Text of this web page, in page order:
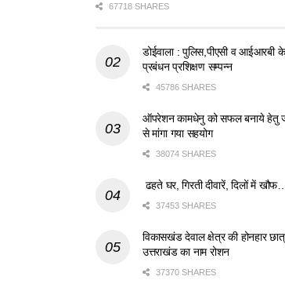
67718 SHARES
डोईवाला : पुलिस,पीएसी व आईआरबी
प्रबंधन प्रशिक्षण सम्पन्न
45786 SHARES
ऑपरेशन कामधेनु को सफल बनाये हेतु
से मांगा गया सहयोग
38074 SHARES
ढहते घर, गिरती दीवारें, दिलों में
37453 SHARES
विकासखंड देवाल क्षेत्र की होनहार
उत्तराखंड का नाम रोशन
37370 SHARES